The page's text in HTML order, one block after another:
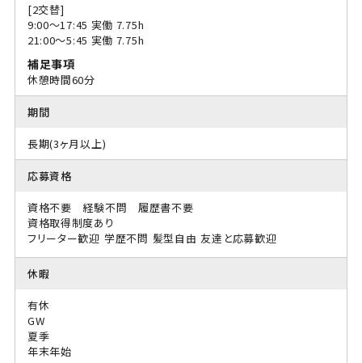
[2交替]
9:00〜17:45 実働 7.75h
21:00〜5:45 実働 7.75h
補足事項
休憩時間60分
期間
長期(3ヶ月以上)
応募資格
資格不要 経験不問 履歴書不要
資格取得制度あり
フリーター歓迎 学歴不問 髪型自由 友達と応募歓迎
休暇
有休
GW
夏季
年末年始